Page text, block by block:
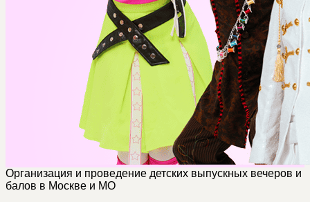
Организация и проведение детских выпускных вечеров и
балов в Москве и МО